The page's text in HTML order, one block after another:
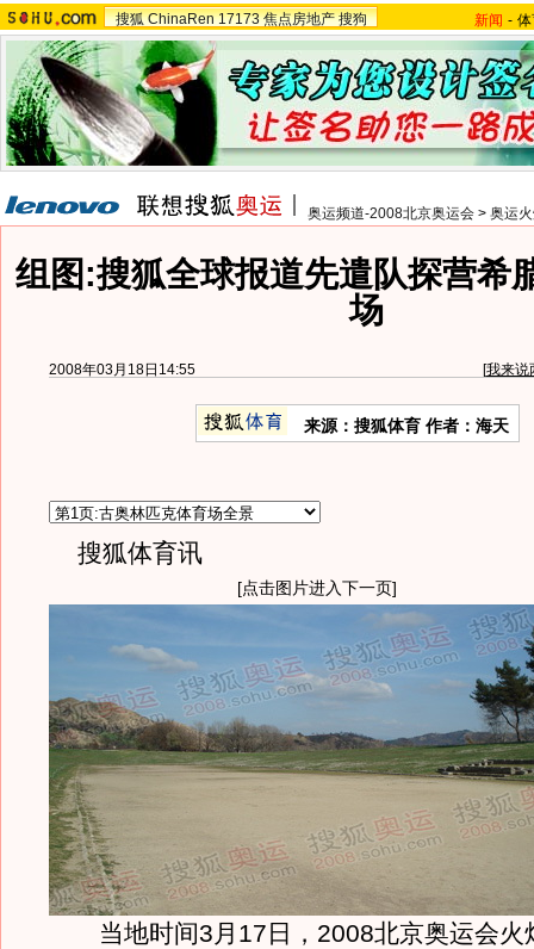
搜狐 ChinaRen 17173 焦点房地产 搜狗 新闻 -
奥运频道-2008北京奥运会 > 奥运
组图:搜狐全球报道先遣队探营希
场
2008年03月18日14:55 [我来说
来源：搜狐体育 作者：海天
搜狐体育讯
[点击图片进入下一页]
当地时间3月17日，2008北京奥运会火